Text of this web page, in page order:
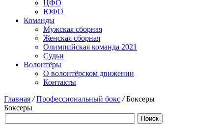
ЦФО
ЮФО
Команды
Мужская сборная
Женская сборная
Олимпийская команда 2021
Судьи
Волонтёры
О волонтёрском движении
Контакты
Главная / Профессиональный бокс /Боксеры
Боксеры